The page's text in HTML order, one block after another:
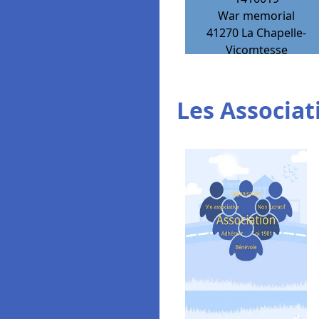
War memorial
41270 La Chapelle-
Vicomtesse
Les